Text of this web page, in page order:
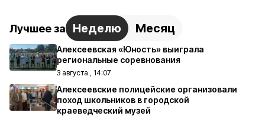
Лучшее за Неделю Месяц
Алексеевская «Юность» выиграла
региональные соревнования
3 августа , 14:07
Алексеевские полицейские организовали
поход школьников в городской
краеведческий музей